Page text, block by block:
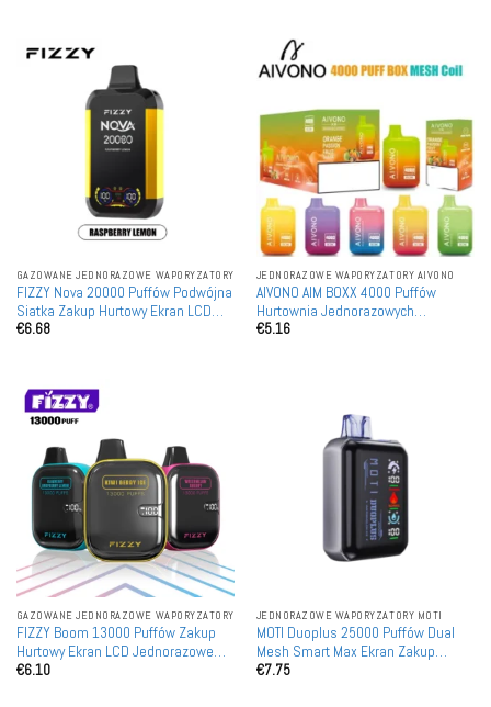
GAZOWANE JEDNORAZOWE WAPORYZATORY
FIZZY Nova 20000 Puffów Podwójna
Siatka Zakup Hurtowy Ekran LCD
Jednorazowe Waporyzatory
€6.68
JEDNORAZOWE WAPORYZATORY AIVONO
AIVONO AIM BOXX 4000 Puffów
Hurtownia Jednorazowych
Waporyzatorów naładowań
€5.16
GAZOWANE JEDNORAZOWE WAPORYZATORY
FIZZY Boom 13000 Puffów Zakup
Hurtowy Ekran LCD Jednorazowe
Vape'a Naładowane Zdatne do
€6.10
JEDNORAZOWE WAPORYZATORY MOTI
MOTI Duoplus 25000 Puffów Dual
Mesh Smart Max Ekran Zakup
Hurtowy Akumulatory Waporyzatory
€7.75